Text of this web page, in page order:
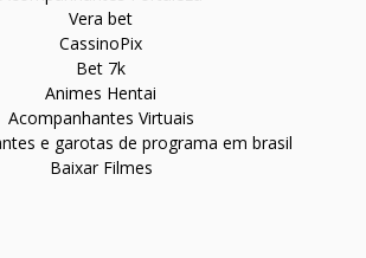
Vera bet
CassinoPix
Bet 7k
Animes Hentai
Acompanhantes Virtuais
e garotas de programa em brasil
Baixar Filmes